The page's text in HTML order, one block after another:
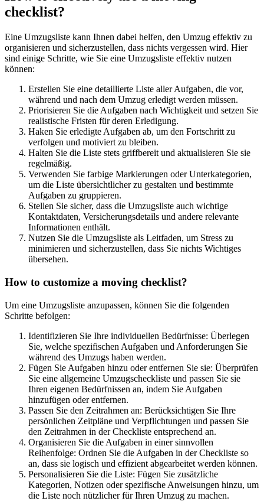
checklist?
Eine Umzugsliste kann Ihnen dabei helfen, den Umzug effektiv zu
organisieren und sicherzustellen, dass nichts vergessen wird. Hier
sind einige Schritte, wie Sie eine Umzugsliste effektiv nutzen
können:
Erstellen Sie eine detaillierte Liste aller Aufgaben, die vor,
während und nach dem Umzug erledigt werden müssen.
Priorisieren Sie die Aufgaben nach Wichtigkeit und setzen Sie
realistische Fristen für deren Erledigung.
Haken Sie erledigte Aufgaben ab, um den Fortschritt zu
verfolgen und motiviert zu bleiben.
Halten Sie die Liste stets griffbereit und aktualisieren Sie sie
regelmäßig.
Verwenden Sie farbige Markierungen oder Unterkategorien,
um die Liste übersichtlicher zu gestalten und bestimmte
Aufgaben zu gruppieren.
Stellen Sie sicher, dass die Umzugsliste auch wichtige
Kontaktdaten, Versicherungsdetails und andere relevante
Informationen enthält.
Nutzen Sie die Umzugsliste als Leitfaden, um Stress zu
minimieren und sicherzustellen, dass Sie nichts Wichtiges
übersehen.
How to customize a moving checklist?
Um eine Umzugsliste anzupassen, können Sie die folgenden
Schritte befolgen:
Identifizieren Sie Ihre individuellen Bedürfnisse: Überlegen
Sie, welche spezifischen Aufgaben und Anforderungen Sie
während des Umzugs haben werden.
Fügen Sie Aufgaben hinzu oder entfernen Sie sie: Überprüfen
Sie eine allgemeine Umzugscheckliste und passen Sie sie
Ihren eigenen Bedürfnissen an, indem Sie Aufgaben
hinzufügen oder entfernen.
Passen Sie den Zeitrahmen an: Berücksichtigen Sie Ihre
persönlichen Zeitpläne und Verpflichtungen und passen Sie
den Zeitrahmen in der Checkliste entsprechend an.
Organisieren Sie die Aufgaben in einer sinnvollen
Reihenfolge: Ordnen Sie die Aufgaben in der Checkliste so
an, dass sie logisch und effizient abgearbeitet werden können.
Personalisieren Sie die Liste: Fügen Sie zusätzliche
Kategorien, Notizen oder spezifische Anweisungen hinzu, um
die Liste noch nützlicher für Ihren Umzug zu machen.